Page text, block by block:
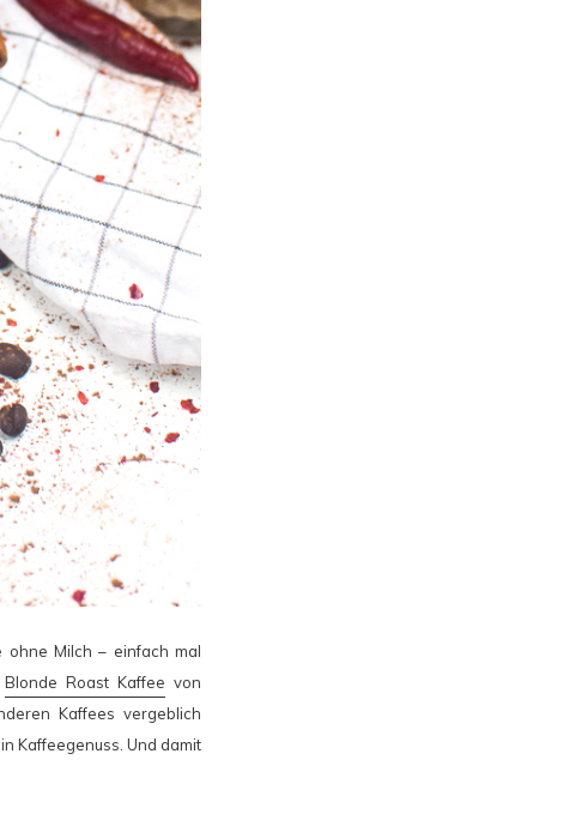
Milch – einfach mal
Blonde Roast Kaffee von
Kaffees vergeblich
Kaffeegenuss. Und damit